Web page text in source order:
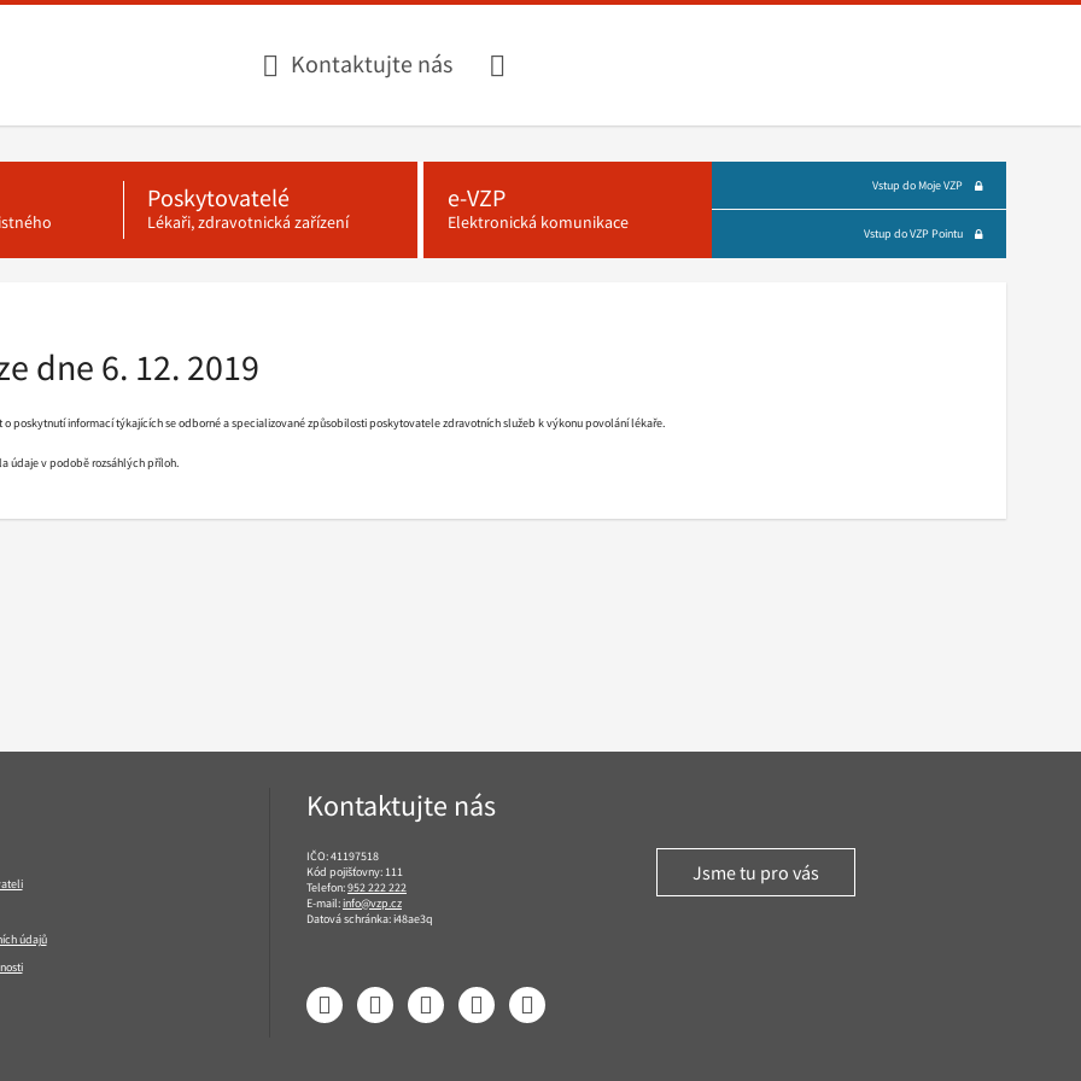
Kontaktujte nás
Poskytovatelé
Lékaři, zdravotnická zařízení
e-VZP
Elektronická komunikace
Vstup do Moje VZP
Vstup do VZP Pointu
dne 6. 12. 2019
o poskytnutí informací týkajících se odborné a specializované způsobilosti poskytovatele zdravotních služeb k výkonu povolání lékaře.
údaje v podobě rozsáhlých příloh.
údajů
Kontaktujte nás
IČO: 41197518
Kód pojišťovny: 111
Telefon:952 222 222
E-mail:info@vzp.cz
Datová schránka: i48ae3q
Jsme tu pro vás
FacebookLinkedIn YouTube InstagramTwitter